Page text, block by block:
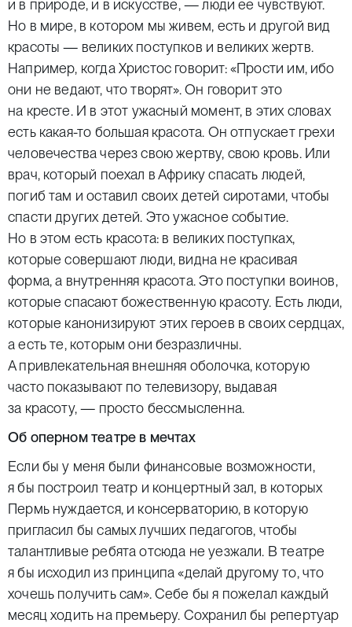
и в природе, и в искусстве, — люди ее чувствуют.
Но в мире, в котором мы живем, есть и другой вид
красоты — великих поступков и великих жертв.
Например, когда Христос говорит: «Прости им, ибо
они не ведают, что творят». Он говорит это
на кресте. И в этот ужасный момент, в этих словах
есть какая-то большая красота. Он отпускает грехи
человечества через свою жертву, свою кровь. Или
врач, который поехал в Африку спасать людей,
погиб там и оставил своих детей сиротами, чтобы
спасти других детей. Это ужасное событие.
Но в этом есть красота: в великих поступках,
которые совершают люди, видна не красивая
форма, а внутренняя красота. Это поступки воинов,
которые спасают божественную красоту. Есть люди,
которые канонизируют этих героев в своих сердцах,
а есть те, которым они безразличны.
А привлекательная внешняя оболочка, которую
часто показывают по телевизору, выдавая
за красоту, — просто бессмысленна.
Об оперном театре в мечтах
Если бы у меня были финансовые возможности,
я бы построил театр и концертный зал, в которых
Пермь нуждается, и консерваторию, в которую
пригласил бы самых лучших педагогов, чтобы
талантливые ребята отсюда не уезжали. В театре
я бы исходил из принципа «делай другому то, что
хочешь получить сам». Себе бы я пожелал каждый
месяц ходить на премьеру. Сохранил бы репертуар